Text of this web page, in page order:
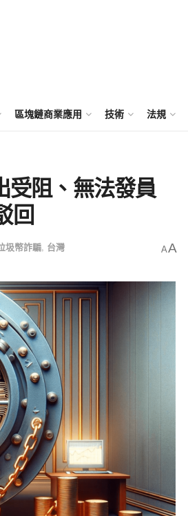
區塊鏈商業應用 技術 法規
受阻、無法發員
回
圾幣詐騙, 台灣 AA